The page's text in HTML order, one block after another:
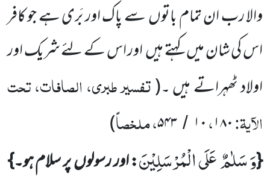
والا رب انتمام باتوںسے پاک اور بَری ہے جو کافر
اس کی شان میںکہتے ہیںاور اس کے لئے شریک اور
اولاد ٹھہراتے ہیں ۔(تفسیر طبری، الصافات، تحت
الآیۃ:۱۸۰،۱۰ / ۵۴۳، ملخصاً)
{وَ سَلٰمٌ عَلَى الْمُرْسَلِیْنَ: اور رسولوںپر سلام ہو۔}